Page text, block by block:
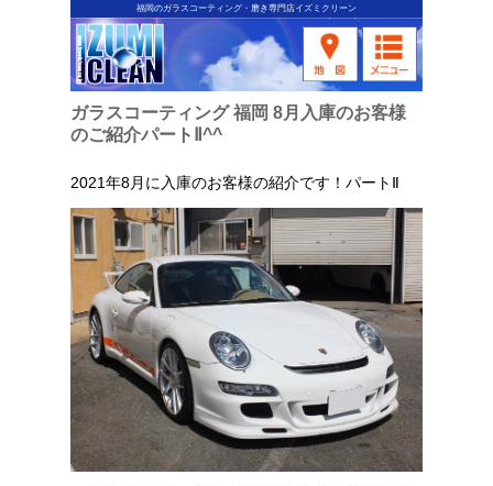
福岡のガラスコーティング・磨き専門店イズミクリーン
ガラスコーティング 福岡 8月入庫のお客様
のご紹介パートⅡ^^
2021年8月に入庫のお客様の紹介です！パートⅡ